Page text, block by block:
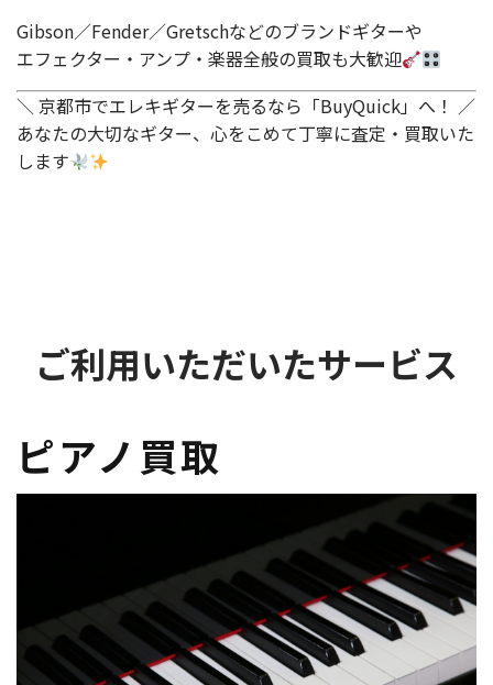
Gibson／Fender／Gretschなどのブランドギターや
エフェクター・アンプ・楽器全般の買取も大歓迎
＼ 京都市でエレキギターを売るなら「BuyQuick」へ！ ／
あなたの大切なギター、心をこめて丁寧に査定・買取いた
します
ご利用いただいたサービス
ピアノ買取